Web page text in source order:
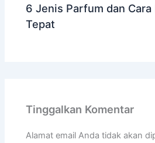
6 Jenis Parfum dan
Tepat
Tinggalkan Komentar
Alamat email Anda tidak akan